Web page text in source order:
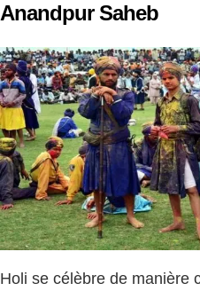
Anandpur Saheb
Holi se célèbre de manière